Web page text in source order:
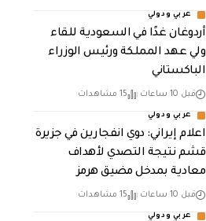
عربي ودولي
أردوغان غدًا في السعودية للقاء
ولي عهد المملكة ورئيس الوزراء
الباكستاني
قبل 10 ساعات 15 مشاهدات
عربي ودولي
اعلام إيراني: دوي انفجارين في جزيرة
قشم نتيجة التصدي لأهداف
معادية بمدخل مضيق هرمز
قبل 10 ساعات 15 مشاهدات
عربي ودولي